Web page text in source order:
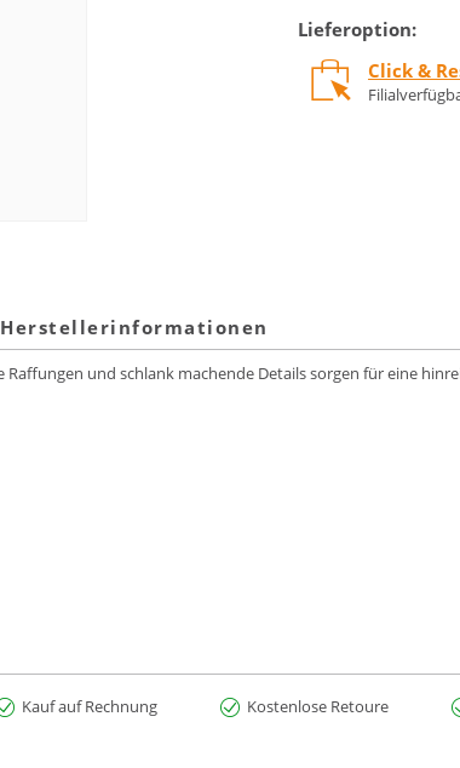
Lieferoption:
Click &
Herstellerinformationen
und schlank machende Details sorgen für eine
Kauf auf Rechnung Kostenlose Retoure